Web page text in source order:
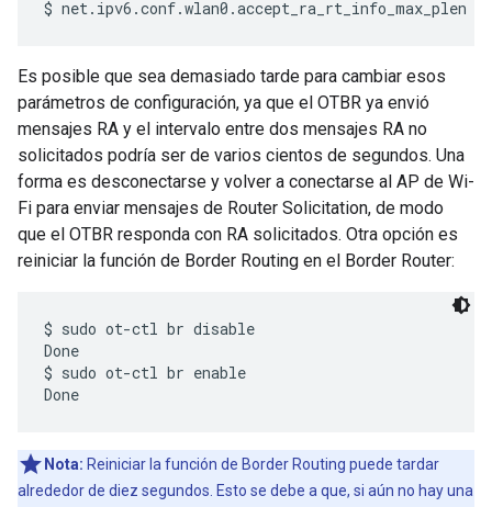
Es posible que sea demasiado tarde para cambiar esos
parámetros de configuración, ya que el OTBR ya envió
mensajes RA y el intervalo entre dos mensajes RA no
solicitados podría ser de varios cientos de segundos. Una
forma es desconectarse y volver a conectarse al AP de Wi-
Fi para enviar mensajes de Router Solicitation, de modo
que el OTBR responda con RA solicitados. Otra opción es
reiniciar la función de Border Routing en el Border Router:
$ sudo ot-ctl br disable
Done
$ sudo ot-ctl br enable
Nota: Reiniciar la función de Border Routing puede tardar
alrededor de diez segundos. Esto se debe a que, si aún no hay una